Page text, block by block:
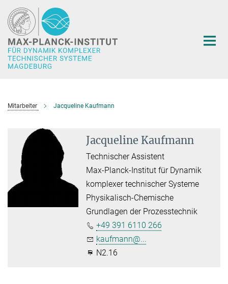
Hauptinhalt
Mitarbeiter Jacqueline Kaufmann
Jacqueline Kaufmann
Technischer Assistent
Max-Planck-Institut für Dynamik
komplexer technischer Systeme
Physikalisch-Chemische
Grundlagen der Prozesstechnik
+49 391 6110 266
kaufmann@...
N2.16